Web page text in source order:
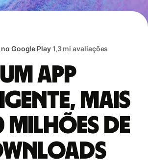
Google Play1,3 mi avaliações
Um app
mais
milhões de